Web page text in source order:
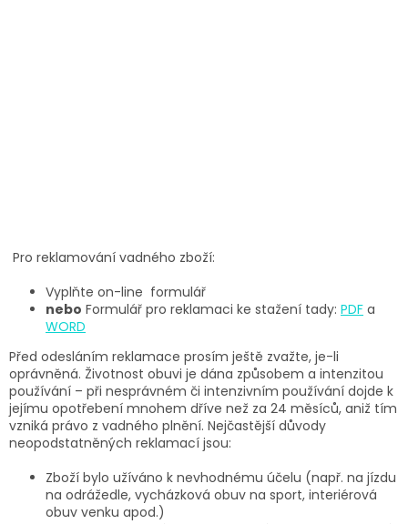
Pro reklamování vadného zboží:
Vyplňte on-line formulář
nebo Formulář pro reklamaci ke stažení tady: PDF a
WORD
Před odesláním reklamace prosím ještě zvažte, je-li
oprávněná. Životnost obuvi je dána způsobem a intenzitou
používání – při nesprávném či intenzivním používání dojde k
jejímu opotřebení mnohem dříve než za 24 měsíců, aniž tím
vzniká právo z vadného plnění. Nejčastější důvody
neopodstatněných reklamací jsou:
Zboží bylo užíváno k nevhodnému účelu (např. na jízdu
na odrážedle, vycházková obuv na sport, interiérová
obuv venku apod.)